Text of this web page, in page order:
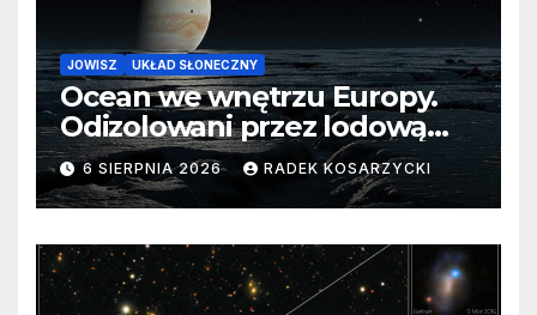
JOWISZ UKŁAD SŁONECZNY
Ocean we wnętrzu Europy.
Odizolowani przez lodową
barierę
6 SIERPNIA 2026 RADEK KOSARZYCKI